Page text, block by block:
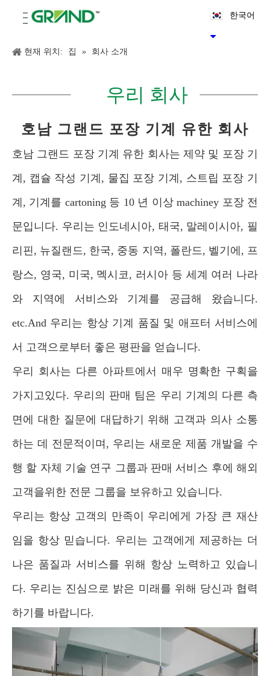
한국어
현재 위치: 집 » 회사 소개
우리 회사
호남 그랜드 포장 기계 유한 회사
호남 그랜드 포장 기계 유한 회사는 제약 및 포장 기
계, 캡슐 작성 기계, 물집 포장 기계, 스트립 포장 기
계, 기계를 cartoning 등 10 년 이상 machiney 포장 전
문입니다. 우리는 인도네시아, 태국, 말레이시아, 필
리핀, 뉴질랜드, 한국, 중동 지역, 폴란드, 벨기에, 프
랑스, ​​영국, 미국, 멕시코, 러시아 등 세계 여러 나라
와 지역에 서비스와 기계를 공급해 왔습니다.
etc.And 우리는 항상 기계 품질 및 애프터 서비스에
서 고객으로부터 좋은 평판을 얻습니다.
우리 회사는 다른 아파트에서 매우 명확한 구획을
가지고있다. 우리의 판매 팀은 우리 기계의 다른 측
면에 대한 질문에 대답하기 위해 고객과 의사 소통
하는 데 전문적이며, 우리는 새로운 제품 개발을 수
행 할 자체 기술 연구 그룹과 판매 서비스 후에 해외
고객을위한 전문 그룹을 보유하고 있습니다.
우리는 항상 고객의 만족이 우리에게 가장 큰 재산
임을 항상 믿습니다. 우리는 고객에게 제공하는 더
나은 품질과 서비스를 위해 항상 노력하고 있습니
다. 우리는 진심으로 밝은 미래를 위해 당신과 협력
하기를 바랍니다.